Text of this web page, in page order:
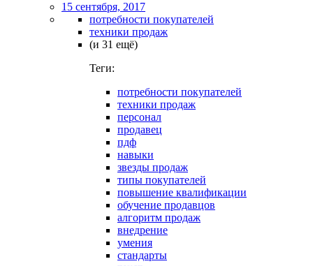
15 сентября, 2017
потребности покупателей
техники продаж
(и 31 ещё)
Теги:
потребности покупателей
техники продаж
персонал
продавец
пдф
навыки
звезды продаж
типы покупателей
повышение квалификации
обучение продавцов
алгоритм продаж
внедрение
умения
стандарты